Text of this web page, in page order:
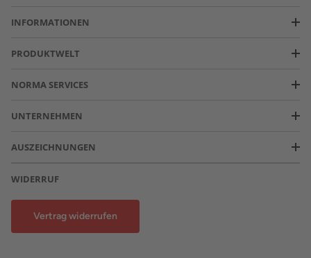
INFORMATIONEN
PRODUKTWELT
NORMA SERVICES
UNTERNEHMEN
AUSZEICHNUNGEN
WIDERRUF
Vertrag widerrufen